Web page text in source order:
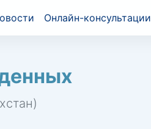
Онлайн-консультации